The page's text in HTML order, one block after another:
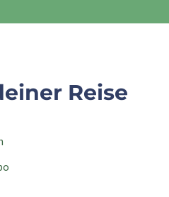
Reise